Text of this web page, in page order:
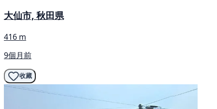
大仙市, 秋田県
416 m
9個月前
收藏